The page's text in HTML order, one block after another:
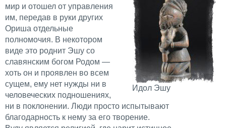
Идол Эшу
мир и отошел от управления
им, передав в руки других
Ориша отдельные
полномочия. В некотором
виде это роднит Эшу со
славянским богом Родом —
хоть он и проявлен во всем
сущем, ему нет нужды ни в
человеческих подношениях,
ни в поклонении. Люди просто испытывают
благодарность к нему за его творение.